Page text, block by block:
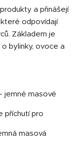
a přinášejí
odpovídají
Základem je
o bylinky, ovoce a
jemné masové
příchutí pro
masová